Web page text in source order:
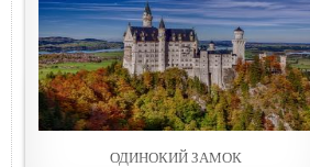
ОДИНОКИЙ ЗАМОК